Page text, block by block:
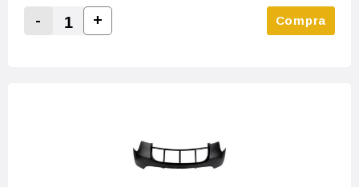
Decrease Quantity:
-
Increase Quantity:
+ Compra